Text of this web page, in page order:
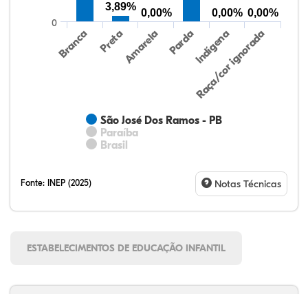
São José Dos Ramos - PB
Paraíba
Brasil
Branca PretaAmarela PardaIndígena
Raça/cor ignorada
0
3,89%
0,00% 0,00% 0,00%
Fonte: INEP (2025) Notas Técnicas
ESTABELECIMENTOS DE EDUCAÇÃO INFANTIL